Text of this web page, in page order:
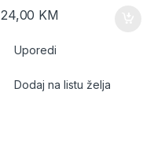
24,00 KM
Uporedi
Dodaj na listu želja